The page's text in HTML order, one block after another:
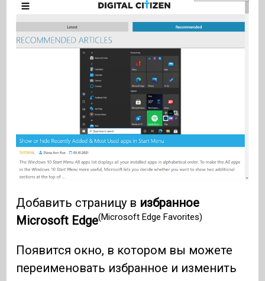
Добавить страницу в избранное
Microsoft Edge(Microsoft Edge Favorites)
Появится окно, в котором вы можете
переименовать избранное и изменить